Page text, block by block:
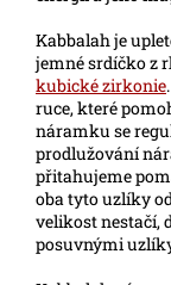
Kabbalah je
jemné srdíčko z
kubické zirkonie
ruce, které
náramku se
prodlužování
přitahujeme
oba tyto uzlíky
velikost nestačí,
posuvnými